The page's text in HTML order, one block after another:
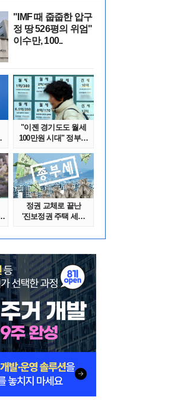
"IMF 때 줍줍한 압구
정 땅 526평의 위엄"
이수만, 100..
"이젠 경기도도 월세
100만원 시대" 정부發
정권 교체로 끝난
'진보정권 주택 세금